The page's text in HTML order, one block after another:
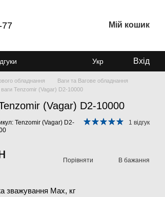
77 Мій кошик
Укр Вхід
обладнання
Ваги та Вагове обладнання
ваги Tenzomir (Vagar) D2-10000
(Vagar) D2-10000
Tenzomir (Vagar) D2-
1 відгук
Порівняти В бажання
зважування Мах, кг